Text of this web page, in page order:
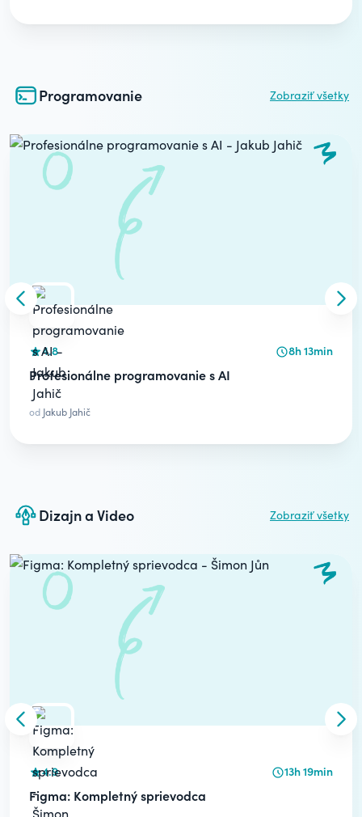
Programovanie Zobraziť všetky
Carousel
Skip to previous slide
4.8 8h 13min
Profesionálne programovanie s AI
od Jakub Jahič
Dizajn a Video Zobraziť všetky
Carousel
Skip to previous slide
4.9 13h 19min
Figma: Kompletný sprievodca